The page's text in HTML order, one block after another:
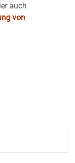
auch
von